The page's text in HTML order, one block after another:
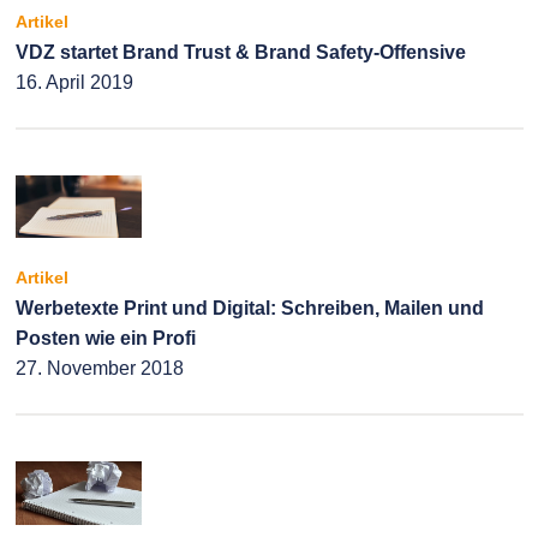
Artikel
VDZ startet Brand Trust & Brand Safety-Offensive
16. April 2019
Artikel
Werbetexte Print und Digital: Schreiben, Mailen und
Posten wie ein Profi
27. November 2018